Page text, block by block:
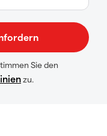
Sie den
zu.